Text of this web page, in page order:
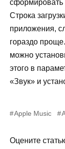
сформировать
Строка
приложения,
гораздо
можно
этого в
«Звук» и
Apple Music
Оцените